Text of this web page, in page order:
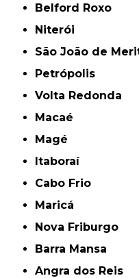
Belford Roxo
Niterói
São João de
Petrópolis
Volta Redonda
Macaé
Magé
Itaboraí
Cabo Frio
Maricá
Nova Friburgo
Barra Mansa
Angra dos Reis